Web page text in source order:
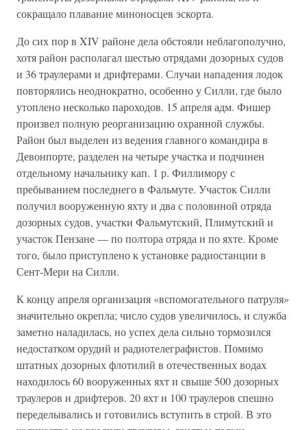
сокращало плавание миноносцев эскорта.
До сих пор в XIV районе дела обстояли неблагополучно,
хотя район располагал шестью отрядами дозорных судов
и 36 траулерами и дрифтерами. Случаи нападения лодок
повторялись неоднократно, особенно у Силли, где было
утоплено несколько пароходов. 15 апреля адм. Фишер
произвел полную реорганизацию охранной службы.
Район был выделен из ведения главного командира в
Девонпорте, разделен на четыре участка и подчинен
отдельному начальнику кап. 1 р. Филлимору с
пребыванием последнего в Фальмуте. Участок Силли
получил вооруженную яхту и два с половиной отряда
дозорных судов, участки Фальмутский, Плимутский и
участок Пензане — по полтора отряда и по яхте. Кроме
того, было приступлено к установке радиостанции в
Сент-Мери на Силли.
К концу апреля организация «вспомогательного патруля»
значительно окрепла; число судов увеличилось, и служба
заметно наладилась, но успех дела сильно тормозился
недостатком орудий и радиотелеграфистов. Помимо
штатных дозорных флотилий в отечественных водах
находилось 60 вооруженных яхт и свыше 500 дозорных
траулеров и дрифтеров. 20 яхт и 100 траулеров спешно
переделывались и готовились вступить в строй. В это